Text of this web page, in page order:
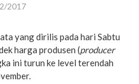
2017
yang dirilis pada hari Sabtu
harga produsen (producer
ini turun ke level terendah